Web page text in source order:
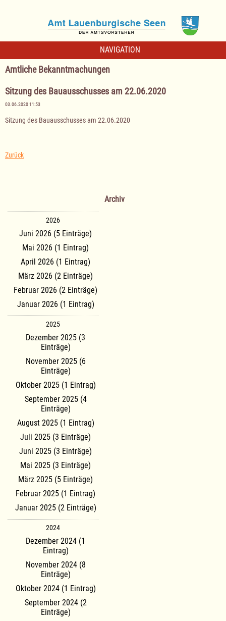
NAVIGATION
Amtliche Bekanntmachungen
Sitzung des Bauausschusses am 22.06.2020
03.06.2020 11:53
Sitzung des Bauausschusses am 22.06.2020
Zurück
Archiv
2026
Juni 2026 (5 Einträge)
Mai 2026 (1 Eintrag)
April 2026 (1 Eintrag)
März 2026 (2 Einträge)
Februar 2026 (2 Einträge)
Januar 2026 (1 Eintrag)
2025
Dezember 2025 (3
Einträge)
November 2025 (6
Einträge)
Oktober 2025 (1 Eintrag)
September 2025 (4
Einträge)
August 2025 (1 Eintrag)
Juli 2025 (3 Einträge)
Juni 2025 (3 Einträge)
Mai 2025 (3 Einträge)
März 2025 (5 Einträge)
Februar 2025 (1 Eintrag)
Januar 2025 (2 Einträge)
2024
Dezember 2024 (1
Eintrag)
November 2024 (8
Einträge)
Oktober 2024 (1 Eintrag)
September 2024 (2
Einträge)